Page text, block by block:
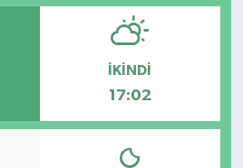
İKINDI
17:02